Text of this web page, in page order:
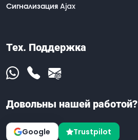
Сигнализация Ajax
Тех. Поддержка
Довольны нашей работой?
Google Trustpilot